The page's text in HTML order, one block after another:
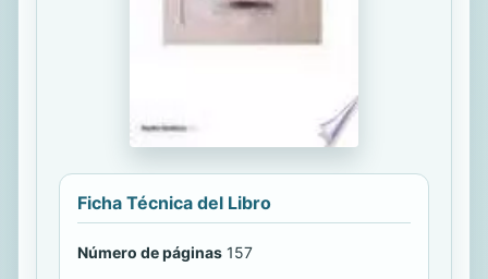
Ficha Técnica del Libro
Número de páginas 157